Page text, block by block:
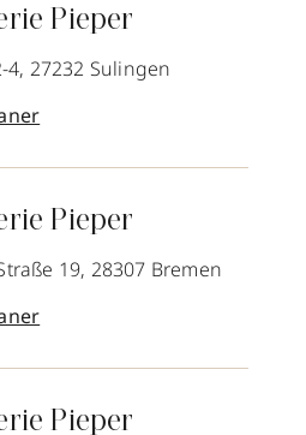
Pieper
4, 27232 Sulingen
Pieper
19, 28307 Bremen
Pieper